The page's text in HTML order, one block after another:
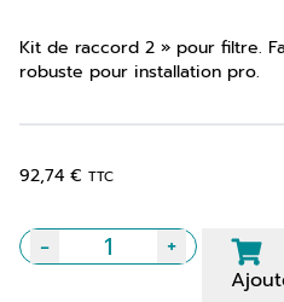
Kit de raccord 2 » pour filtre.
robuste pour installation pro.
92,74 € TTC
-
quantité
+